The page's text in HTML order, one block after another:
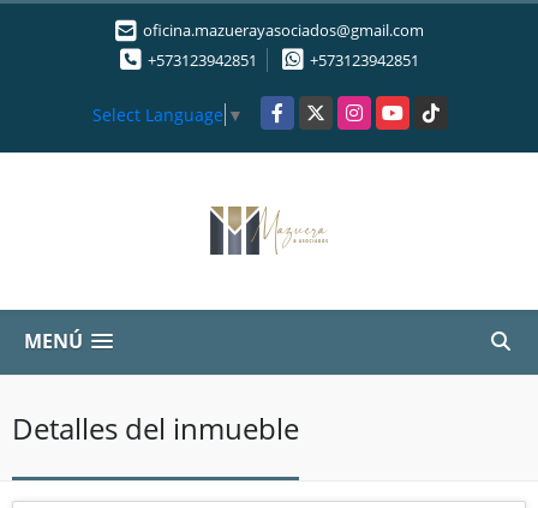
oficina.mazuerayasociados@gmail.com
+573123942851
+573123942851
Select Language ▼ Facebook
X InstagramYouTubeTikTok
MENÚ
Detalles del inmueble